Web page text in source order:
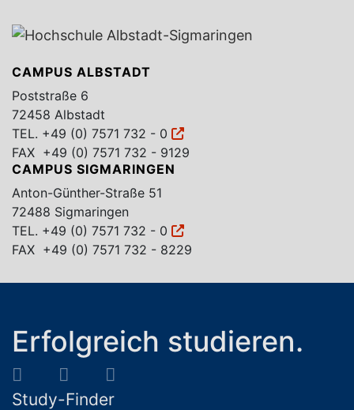
CAMPUS ALBSTADT
Poststraße 6
72458 Albstadt
TEL. +49 (0) 7571 732 - 0
FAX +49 (0) 7571 732 - 9129
CAMPUS SIGMARINGEN
Anton-Günther-Straße 51
72488 Sigmaringen
TEL. +49 (0) 7571 732 - 0
FAX +49 (0) 7571 732 - 8229
Erfolgreich studieren.
Study-Finder